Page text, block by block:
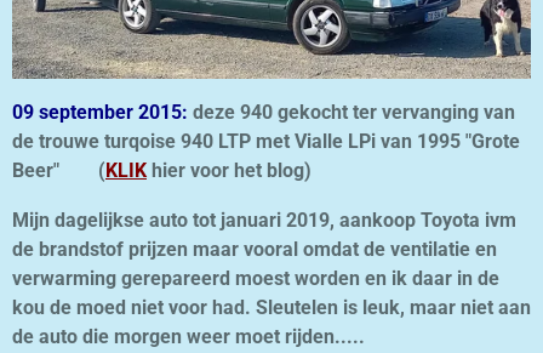
09 september 2015: deze 940 gekocht ter vervanging van
de trouwe turqoise 940 LTP met Vialle LPi van 1995 "Grote
Beer" ( KLIK hier voor het blog)
Mijn dagelijkse auto tot januari 2019, aankoop Toyota ivm
de brandstof prijzen maar vooral omdat de ventilatie en
verwarming gerepareerd moest worden en ik daar in de
kou de moed niet voor had. Sleutelen is leuk, maar niet aan
de auto die morgen weer moet rijden.....